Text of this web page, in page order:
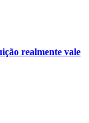
realmente vale